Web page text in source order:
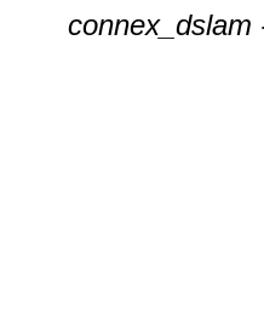
connex_dslam